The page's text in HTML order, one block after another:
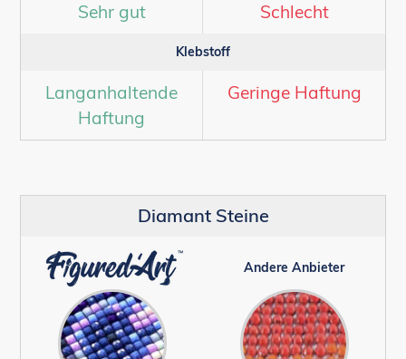
Sehr gut Schlecht
Klebstoff
Langanhaltende
Haftung
Geringe Haftung
Diamant Steine
Andere Anbieter